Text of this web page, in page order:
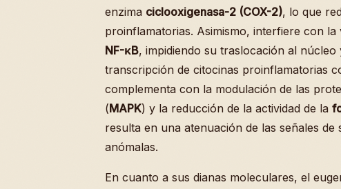
enzima ciclooxigenasa-2 (COX-2), lo que
proinflamatorias. Asimismo, interfiere con
NF-κB, impidiendo su traslocación al
transcripción de citocinas proinflamatorias
complementa con la modulación de las
(MAPK) y la reducción de la actividad de la
resulta en una atenuación de las señales
anómalas.
En cuanto a sus dianas moleculares, el